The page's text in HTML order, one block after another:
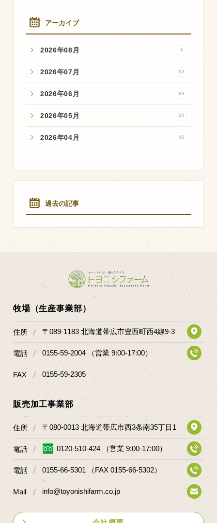
アーカイブ
2026年08月 4
2026年07月 33
2026年06月 33
2026年05月 32
2026年04月 30
過去の記事
牧場（生産事業部）
住所 〒089-1183 北海道帯広市豊西町西4線9-3
電話 0155-59-2004 （営業 9:00-17:00）
FAX 0155-59-2305
販売加工事業部
住所 〒080-0013 北海道帯広市西3条南35丁目1
電話 0120-510-424 （営業 9:00-17:00）
電話 0155-66-5301 （FAX 0155-66-5302）
Mail info@toyonishifarm.co.jp
RSS フィード